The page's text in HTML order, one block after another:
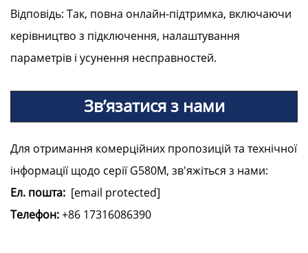
Відповідь: Так, повна онлайн-підтримка, включаючи
керівництво з підключення, налаштування
параметрів і усунення несправностей.
Зв’язатися з нами
Для отримання комерційних пропозицій та технічної
інформації щодо серії G580M, зв'яжіться з нами:
Ел. пошта: [email protected]
Телефон:+86 17316086390